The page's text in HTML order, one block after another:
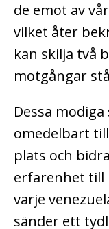
de emot av
vilket åter
kan skilja två
motgångar
Dessa
omedelbart
plats och
erfarenhet till
varje
sänder ett